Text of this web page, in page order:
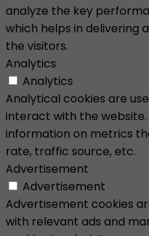
analyze the key
which helps in delivering
the visitors.
Analytics
Analytics
Analytical cookies are
interact with the
information on metrics
rate, traffic source, etc.
Advertisement
Advertisement
Advertisement cookies
with relevant ads and